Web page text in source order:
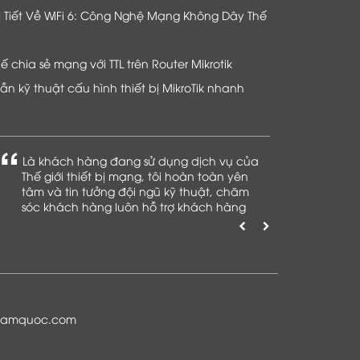
Tiết Về WiFi 6: Công Nghệ Mạng Không Dây Thế
chia sẻ mạng với TTL trên Router Mikrotik
kỹ thuật cấu hình thiết bị MikroTik nhanh
Là khách hàng đang sử dụng dịch vụ của
Thế giới thiết bị mạng, tôi hoàn toàn yên
tâm và tin tưởng đội ngũ kỹ thuật, chăm
sóc khách hàng luôn hỗ trợ khách hàng